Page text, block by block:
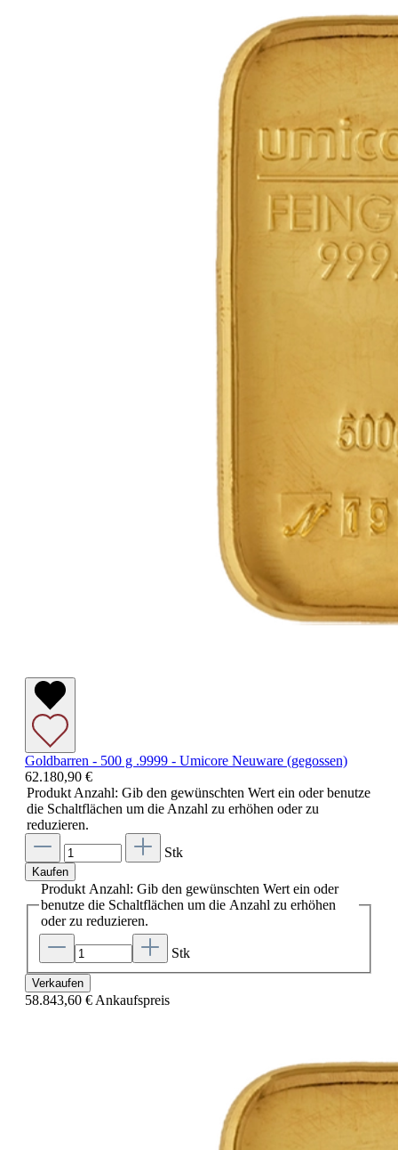
Goldbarren - 500 g .9999 - Umicore Neuware (gegossen)
62.180,90 €
Produkt Anzahl: Gib den gewünschten Wert ein oder benutze
die Schaltflächen um die Anzahl zu erhöhen oder zu
reduzieren.
Stk
Kaufen
Produkt Anzahl: Gib den gewünschten Wert ein oder
benutze die Schaltflächen um die Anzahl zu erhöhen
oder zu reduzieren.
Stk
Verkaufen
58.843,60 €Ankaufspreis